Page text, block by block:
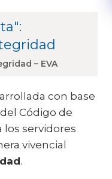
– EVA
con base
Código de
los servidores
vivencial
.